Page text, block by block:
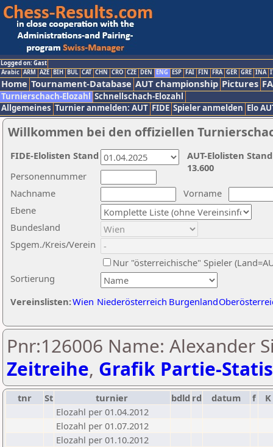
Logged on: Gast
Arabic ARM AZE BIH BUL CAT CHN CRO CZE DEN ENG ESP FAI FIN FRA GER GRE INA
Home Tournament-Database AUT championship Pictures
Turnierschach-Elozahl Schnellschach-Elozahl
Allgemeines Turnier anmelden: AUT FIDE Spieler anmelden Elo
Willkommen bei den offiziellen
Nachname
Vorname
Ebene
Sortierung
Personennummer
Bundesland
Spgem./Kreis/Verein
Nur "österreichische" Spieler
Vereinslisten:Wien Niederösterreich Burgenland
AUT-Elolisten
13.600
FIDE-Elolisten Stand
Pnr:126006 Name: Alexander
Zeitreihe, Grafik Partie-
tnr St turnier bdld rd datum f
K
Elozahl per 01.04.2012
Elozahl per 01.07.2012
Elozahl per 01.10.2012